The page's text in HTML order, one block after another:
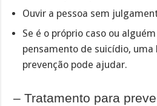
Ouvir a pessoa sem
Se é o próprio caso ou
pensamento de suicídio, uma
prevenção pode ajudar.
– Tratamento para